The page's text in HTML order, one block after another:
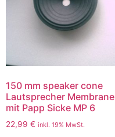
150 mm speaker cone
Lautsprecher Membrane
mit Papp Sicke MP 6
22,99 € inkl. 19% MwSt.